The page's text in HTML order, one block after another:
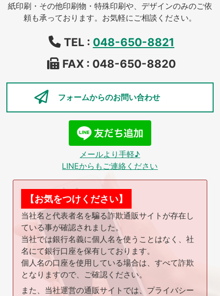
紙印刷・その他印刷物・特殊印刷や、デザインのみのご依
頼も承っております。お気軽にご相談ください。
TEL : 048-650-8821
FAX : 048-650-8820
フォームからのお問い合わせ
メールより手軽♪
LINEからもご連絡ください
【お気をつけください】
当社名と代表者名を騙る詐欺通販サイトが存在し
ている事が確認されました。
当社では銀行名義に個人名を使うことはなく、社
名にて銀行口座を保有しております。
個人名の口座を使用している場合は、すべて詐欺
となりますので、ご確認ください。
また、当社運営の通販サイトでは、プライバシー